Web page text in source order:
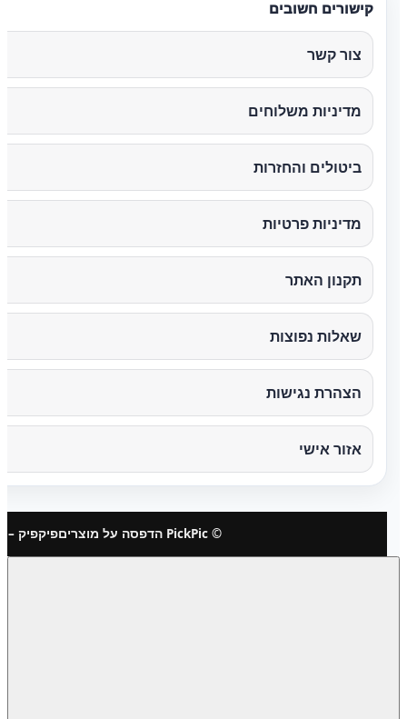
קישורים חשובים
צור קשר
מדיניות משלוחים
ביטולים והחזרות
מדיניות פרטיות
תקנון האתר
שאלות נפוצות
הצהרת נגישות
אזור אישי
© PickPic הדפסה על מוצרים פיקפיק –